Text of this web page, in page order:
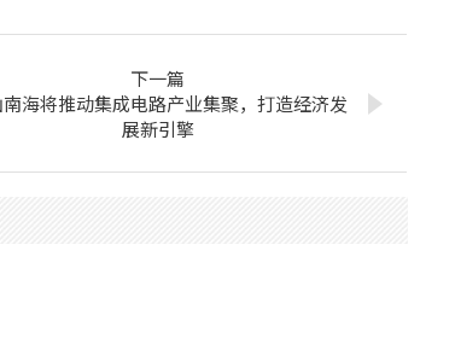
下一篇
海将推动集成电路产业集聚，打造经济发
展新引擎